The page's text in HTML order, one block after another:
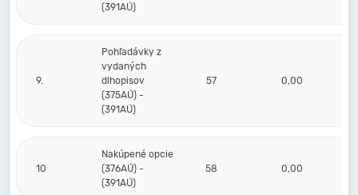
(391AÚ)
9.
Pohľadávky z
vydaných
dlhopisov
(375AÚ) -
(391AÚ)
57 0,00
10
Nakúpené opcie
(376AÚ) -
(391AÚ)
58 0,00